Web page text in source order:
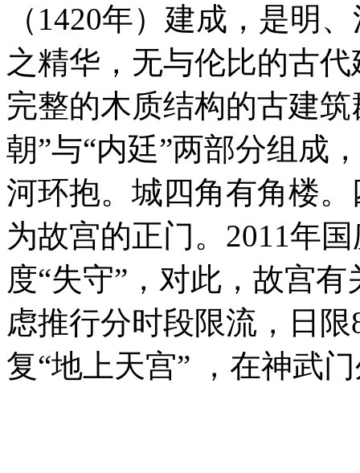
（1420年）建成，是明
之精华，无与伦比的古
完整的木质结构的古建
朝”与“内廷”两部分组成
河环抱。城四角有角楼
为故宫的正门。2011年
度“失守”，对此，故宫
虑推行分时段限流，日
复“地上天宫” ，在神武